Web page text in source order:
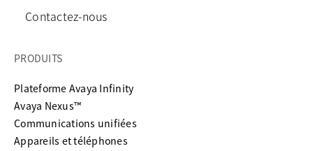
Contactez-nous
PRODUITS
Plateforme Avaya Infinity
Avaya Nexus™
Communications unifiées
Appareils et téléphones